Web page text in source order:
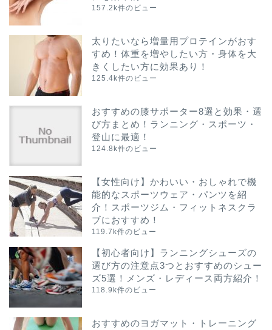
157.2k件のビュー
太りたいなら増量用プロテインがおす
すめ！体重を増やしたい方・身体を大
きくしたい方に効果あり！
125.4k件のビュー
おすすめの膝サポーター8選と効果・選
び方まとめ！ランニング・スポーツ・
登山に最適！
124.8k件のビュー
【女性向け】かわいい・おしゃれで機
能的なスポーツウェア・パンツを紹
介！スポーツジム・フィットネスクラ
ブにおすすめ！
119.7k件のビュー
【初心者向け】ランニングシューズの
選び方の注意点3つとおすすめのシュー
ズ5選！メンズ・レディース両方紹介！
118.9k件のビュー
おすすめのヨガマット・トレーニング